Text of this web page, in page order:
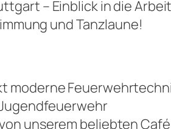
– Einblick in die
und Tanzlaune!
moderne
unserem beliebten